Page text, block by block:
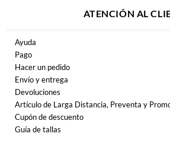
ATENCIÓN AL
Ayuda
Pago
Hacer un pedido
Envío y entrega
Devoluciones
Artículo de Larga Distancia, Preventa y
Cupón de descuento
Guía de tallas